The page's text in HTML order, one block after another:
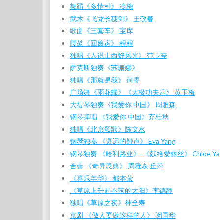
舞蹈《多情种》 冷梅
武术《飞龙长穗剑》 王敬春
歌曲《三套车》 宝库
腰鼓《回娘家》 程程
独唱《人说山西好风光》 范玉亭
萨克斯独奏《苏珊娜》
独唱《那就是我》 何畏
广场舞《雨花蝶》
《太极功夫扇》 黄玉梅
大提琴独奏《我爱你 中国》 周雅森
钢琴弹唱 《我爱你 中国》齐桂秋
独唱《北京颂歌》陈文水
钢琴独奏 《遥远的钟声》 Eva Yang
钢琴独奏 《哈利路亚》
《献给爱丽丝》 Chloe
合奏 《奇异恩典》 周雅森 丘萍
《喜乐年华》 都本荣
《草原上升起不落的太阳》李德静
独唱《草原之夜》神全寿
京剧 《做人要做这样的人》 闵国华